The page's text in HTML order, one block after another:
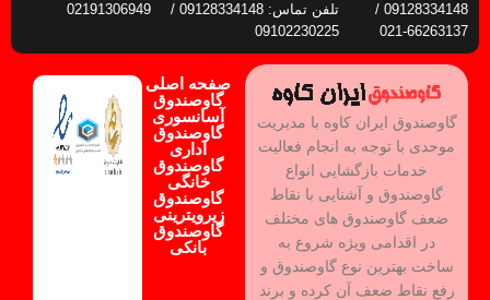
09128334148 /
66263137-021
تلفن تماس: 09128334148 /
09102230225
02191306949
گاوصندوق ایران کاوه با مدیریت
موحدی با توجه به انجام فعالیت
خدمات بازگشایی انواع
گاوصندوق و آشنایی با نقاط
ضعف گاوصندوق های مختلف
در اقدامی ویژه شروع به
ساخت بهترین نوع گاوصندوق و
رفع نقاط ضعف آن کرده و برند
صفحه اصلی
گاوصندوق
آسانسوری
گاوصندوق
اداری
گاوصندوق
خانگی
گاوصندوق
زیرویترینی
گاوصندوق
بانکی